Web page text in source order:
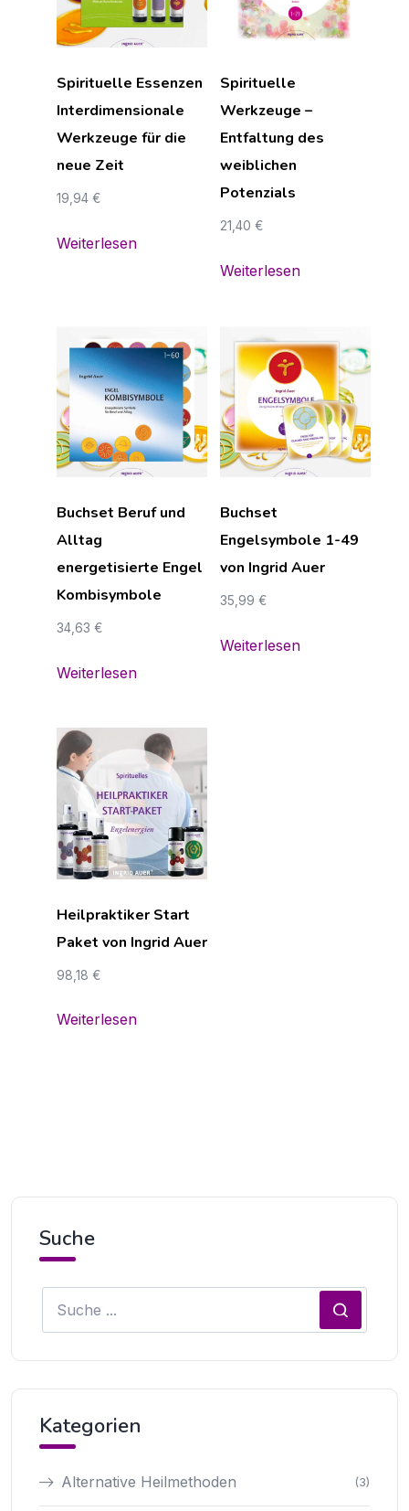
Spirituelle Essenzen
Interdimensionale
Werkzeuge für die
neue Zeit
19,94 €
Weiterlesen
Spirituelle
Werkzeuge –
Entfaltung des
weiblichen
Potenzials
21,40 €
Weiterlesen
Buchset Beruf und
Alltag
energetisierte Engel
Kombisymbole
34,63 €
Weiterlesen
Buchset
Engelsymbole 1-49
von Ingrid Auer
35,99 €
Weiterlesen
Heilpraktiker Start
Paket von Ingrid Auer
98,18 €
Weiterlesen
Suche
Kategorien
Alternative Heilmethoden (3)